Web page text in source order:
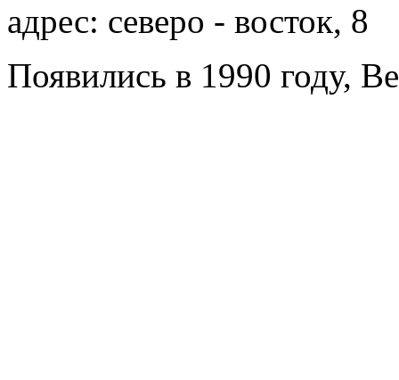
адрес: северо - восток, 8
Появились в 1990 году,